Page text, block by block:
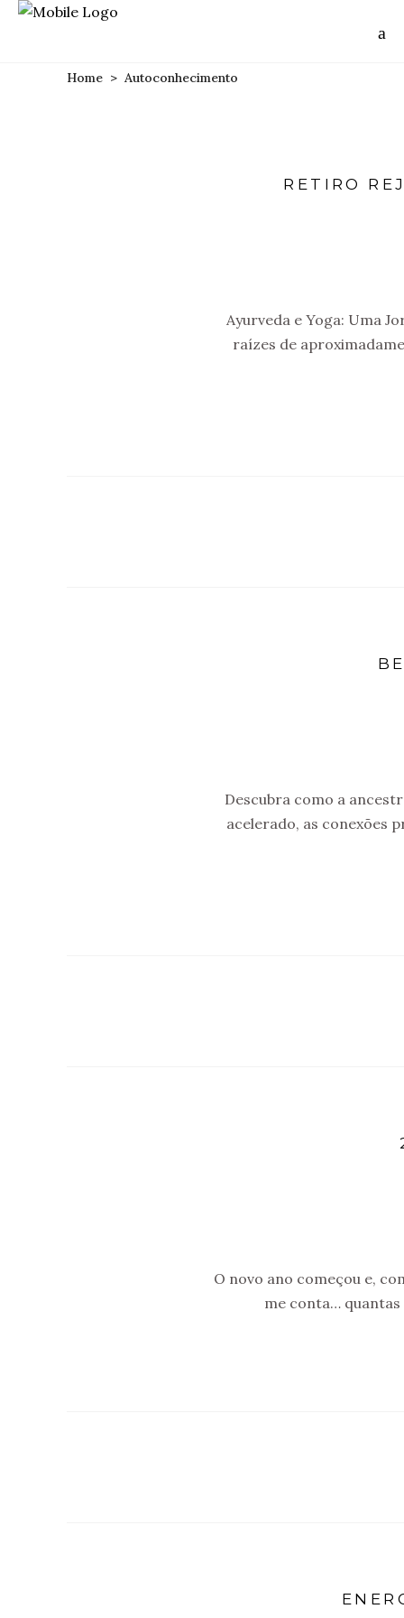
Home > Autoconhecimento
RETIRO
Ayurveda e Yoga: Uma
raízes de
Descubra como a
acelerado, as conexões
O novo ano começou e,
me conta… quantas